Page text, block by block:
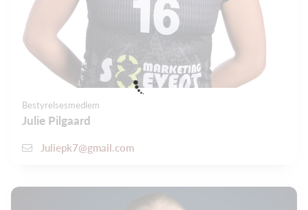
Bestyrelsesmedlem
Julie Pilgaard
Juliepk7@gmail.com